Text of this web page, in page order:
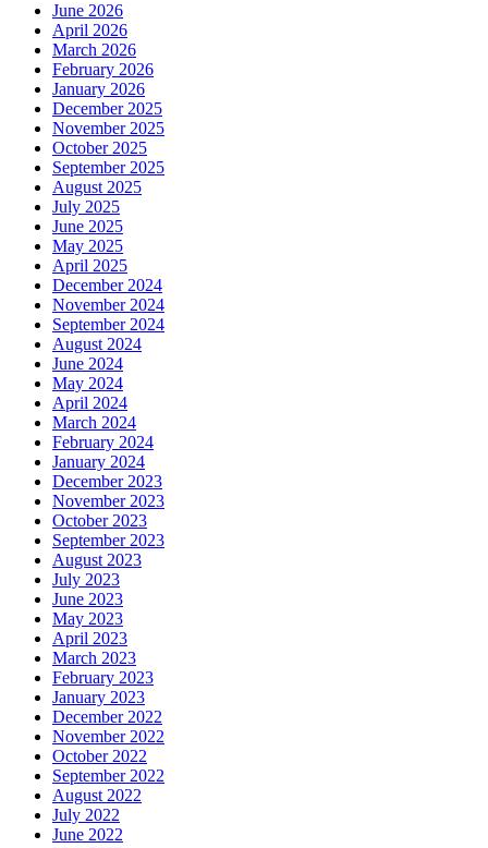
June 2026
April 2026
March 2026
February 2026
January 2026
December 2025
November 2025
October 2025
September 2025
August 2025
July 2025
June 2025
May 2025
April 2025
December 2024
November 2024
September 2024
August 2024
June 2024
May 2024
April 2024
March 2024
February 2024
January 2024
December 2023
November 2023
October 2023
September 2023
August 2023
July 2023
June 2023
May 2023
April 2023
March 2023
February 2023
January 2023
December 2022
November 2022
October 2022
September 2022
August 2022
July 2022
June 2022